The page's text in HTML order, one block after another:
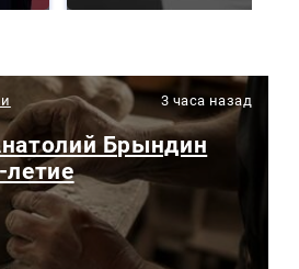
3 часа назад
Брындин
летие